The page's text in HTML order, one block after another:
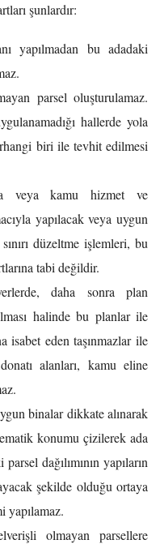
şunlardır:
yapılmadan bu adadaki
parsel oluşturulamaz.
hallerde yola
biri ile tevhit edilmesi
veya kamu hizmet ve
yapılacak veya uygun
düzeltme işlemleri, bu
tabi değildir.
daha sonra plan
halinde bu planlar ile
isabet eden taşınmazlar ile
alanları, kamu eline
binalar dikkate alınarak
konumu çizilerek ada
dağılımının yapıların
şekilde olduğu ortaya
yapılamaz.
olmayan parsellere